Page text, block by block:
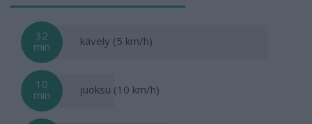
32
min
kävely (5 km/h)
10
min
juoksu (10 km/h)